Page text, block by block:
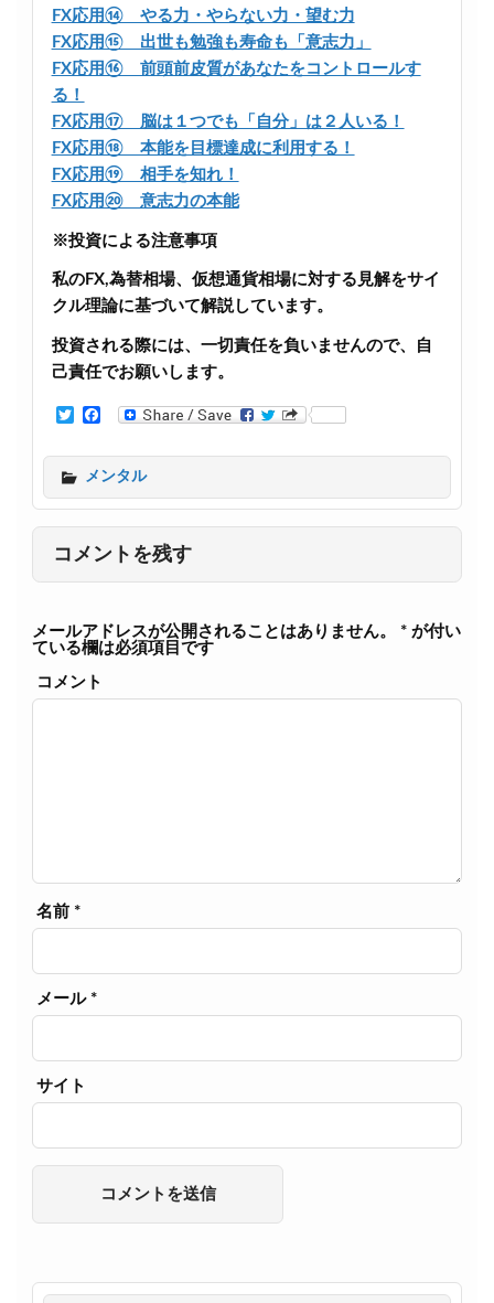
FX応用⑭ やる力・やらない力・望む力
FX応用⑮ 出世も勉強も寿命も「意志力」
FX応用⑯ 前頭前皮質があなたをコントロールす
る！
FX応用⑰ 脳は１つでも「自分」は２人いる！
FX応用⑱ 本能を目標達成に利用する！
FX応用⑲ 相手を知れ！
FX応用⑳ 意志力の本能
※投資による注意事項
私のFX,為替相場、仮想通貨相場に対する見解をサイ
クル理論に基づいて解説しています。
投資される際には、一切責任を負いませんので、自
己責任でお願いします。
t
e
e
b
o
メンタル
コメントを残す
メールアドレスが公開されることはありません。 *が付い
ている欄は必須項目です
コメント
名前 *
メール *
サイト